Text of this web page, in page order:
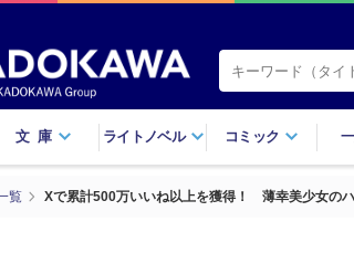
文庫 ライトノベル コミック
覧 Xで累計500万いいね以上を獲得！ 薄幸美少女の